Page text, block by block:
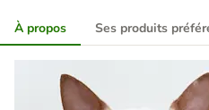
À propos Ses produits